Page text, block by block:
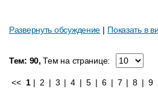
Развернуть обсуждение | Показать в
Тем: 90, Тем на странице:
<< 1 | 2 | 3 | 4 | 5 | 6 | 7 | 8 | 9